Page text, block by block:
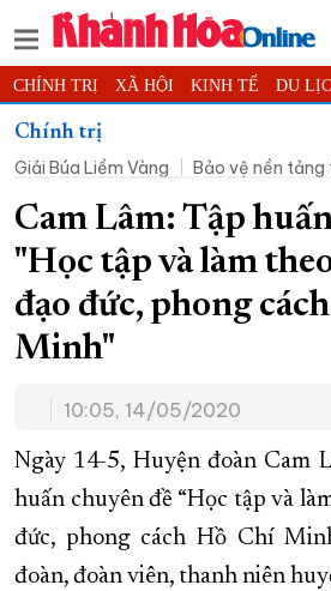
CHÍNH TRỊ XÃ HỘI KINH TẾ DU
THỂ THAO
KHOA HỌC - CÔNG NGHỆ PHÁP LUẬT
THẾ GIỚI MULTIMEDIA VIDEO
PODCAST THÔNG TIN - QUẢNG CÁO
QUY HOẠCH TỈNH KHÁNH HÒA
TRƯỜNG SA BIỂN ĐẢO QUÊ HƯƠNG
XÂY DỰNG NÔNG THÔN MỚI
TÀU - XE - MÁY BAY
KỶ NIỆM 370 NĂM XÂY DỰNG VÀ PHÁT
KHOẢNH KHẮC ĐẸP XỨ TRẦM
XÂY DỰNG KHÁNH HÒA TRỞ THÀNH
Chính trị
Giải Búa Liềm Vàng
Bảo vệ nền
Cam Lâm: Tập
"Học tập và làm
đạo đức, phong
Minh"
10:05, 14/05/2020
Ngày 14-5, Huyện đoàn Cam
huấn chuyên đề “Học tập và
đức, phong cách Hồ Chí
đoàn, đoàn viên, thanh niên